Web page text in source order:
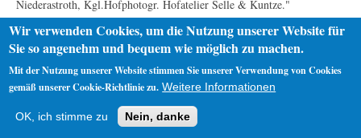
Niederastroth, Kgl.Hofphotogr. Hofatelier Selle & Kuntze."
https://de.m.wikipedia.org/wiki/Datei:Prinz_Siegesmund-_Flugzeug.jpg
Impressum
Wir verwenden Cookies, um die Nutzung unserer Website für
Sie so angenehm und bequem wie möglich zu machen.
Mit der Nutzung unserer Website stimmen Sie unserer Verwendung von Cookies
gemäß unserer Cookie-Richtlinie zu. Weitere Informationen
OK, ich stimme zu Nein, danke